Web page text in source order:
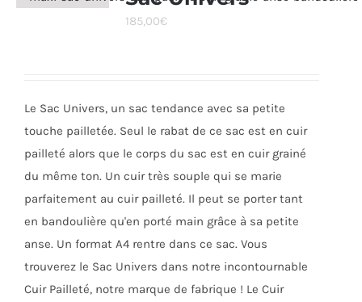
Les
choisies
sur
page
du
produit
185,00€
Le Sac Univers, un sac tendance avec sa petite
touche pailletée. Seul le rabat de ce sac est en cuir
pailleté alors que le corps du sac est en cuir grainé
du même ton. Un cuir très souple qui se marie
parfaitement au cuir pailleté. Il peut se porter tant
en bandoulière qu'en porté main grâce à sa petite
anse. Un format A4 rentre dans ce sac. Vous
trouverez le Sac Univers dans notre incontournable
Cuir Pailleté, notre marque de fabrique ! Le Cuir